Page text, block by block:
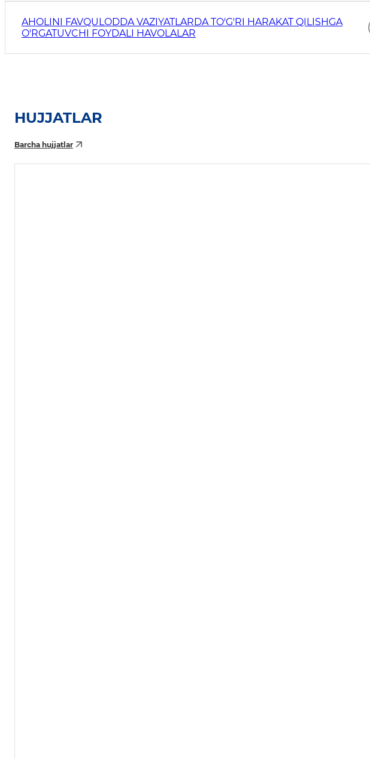
AHOLINI FAVQULODDA VAZIYATLARDA TO'G'RI HARAKAT QILISHGA
O'RGATUVCHI FOYDALI HAVOLALAR
HUJJATLAR
Barcha hujjatlar